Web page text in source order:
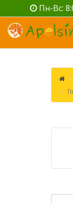
Пн-Вс: